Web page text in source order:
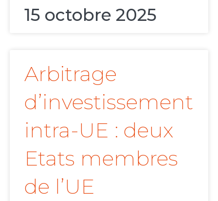
15 octobre 2025
Arbitrage
d’investissement
intra-UE : deux
Etats membres
de l’UE